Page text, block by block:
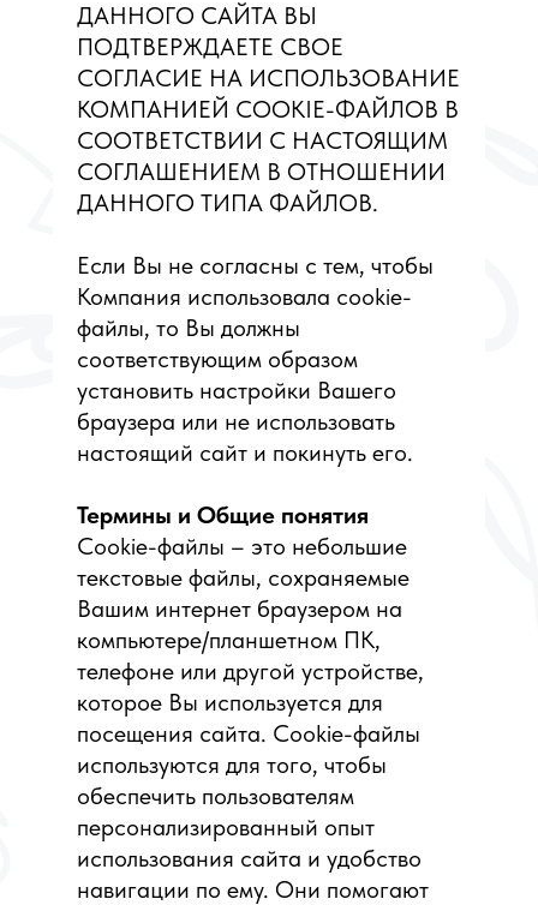
ДАННОГО САЙТА ВЫ
ПОДТВЕРЖДАЕТЕ СВОЕ
СОГЛАСИЕ НА ИСПОЛЬЗОВАНИЕ
КОМПАНИЕЙ COOKIE-ФАЙЛОВ В
СООТВЕТСТВИИ С НАСТОЯЩИМ
СОГЛАШЕНИЕМ В ОТНОШЕНИИ
ДАННОГО ТИПА ФАЙЛОВ.
Если Вы не согласны с тем, чтобы
Компания использовала cookie-
файлы, то Вы должны
соответствующим образом
установить настройки Вашего
браузера или не использовать
настоящий сайт и покинуть его.
Термины и Общие понятия
Cookie-файлы – это небольшие
текстовые файлы, сохраняемые
Вашим интернет браузером на
компьютере/планшетном ПК,
телефоне или другой устройстве,
которое Вы используется для
посещения сайта. Cookie-файлы
используются для того, чтобы
обеспечить пользователям
персонализированный опыт
использования сайта и удобство
навигации по ему. Они помогают